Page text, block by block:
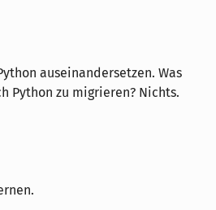
auseinandersetzen. Was
Python zu migrieren? Nichts.